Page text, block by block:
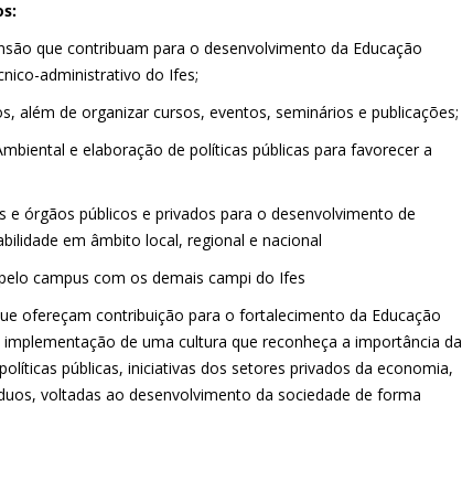
que contribuam para o desenvolvimento da Educação
administrativo do Ifes;
além de organizar cursos, eventos, seminários e publicações;
e elaboração de políticas públicas para favorecer a
órgãos públicos e privados para o desenvolvimento de
em âmbito local, regional e nacional
campus com os demais campi do Ifes
ofereçam contribuição para o fortalecimento da Educação
de uma cultura que reconheça a importância da
públicas, iniciativas dos setores privados da economia,
voltadas ao desenvolvimento da sociedade de forma